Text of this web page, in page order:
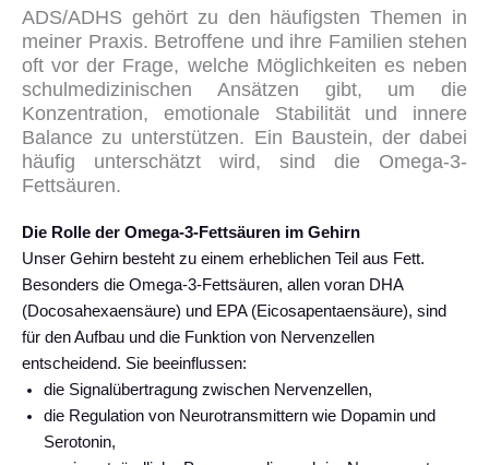
ADS/ADHS gehört zu den häufigsten Themen in
meiner Praxis. Betroffene und ihre Familien stehen
oft vor der Frage, welche Möglichkeiten es neben
schulmedizinischen Ansätzen gibt, um die
Konzentration, emotionale Stabilität und innere
Balance zu unterstützen. Ein Baustein, der dabei
häufig unterschätzt wird, sind die Omega-3-
Fettsäuren.
Die Rolle der Omega-3-Fettsäuren im Gehirn
Unser Gehirn besteht zu einem erheblichen Teil aus Fett.
Besonders die Omega-3-Fettsäuren, allen voran DHA
(Docosahexaensäure) und EPA (Eicosapentaensäure), sind
für den Aufbau und die Funktion von Nervenzellen
entscheidend. Sie beeinflussen:
die Signalübertragung zwischen Nervenzellen,
die Regulation von Neurotransmittern wie Dopamin und
Serotonin,